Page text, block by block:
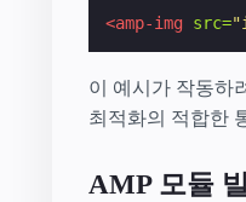
<amp-img src=
이 예시가 작동하
최적화의 적합한
AMP 모듈